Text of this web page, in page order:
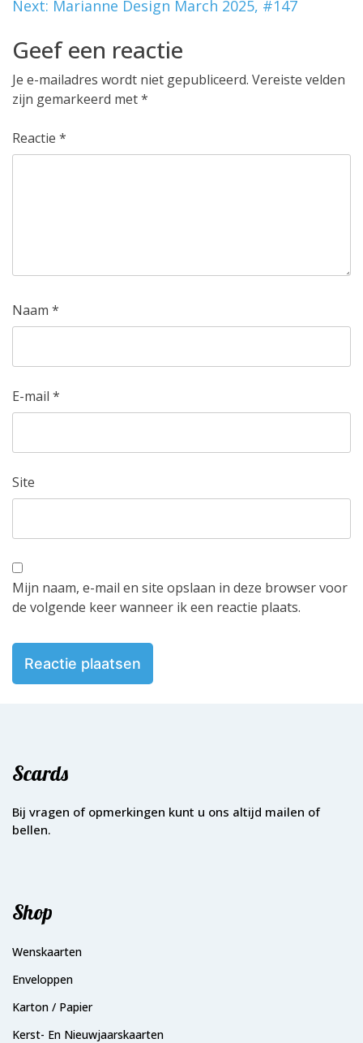
navigatie
Next: Marianne Design March 2025, #147
Geef een reactie
Je e-mailadres wordt niet gepubliceerd. Vereiste velden
zijn gemarkeerd met*
Reactie *
Naam *
E-mail *
Site
Mijn naam, e-mail en site opslaan in deze browser voor
de volgende keer wanneer ik een reactie plaats.
Scards
Bij vragen of opmerkingen kunt u ons altijd mailen of
bellen.
Shop
Wenskaarten
Enveloppen
Karton / Papier
Kerst- En Nieuwjaarskaarten